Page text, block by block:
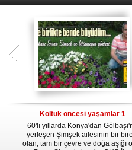
Koltuk öncesi yaşamlar 1
60'lı yıllarda Konya'dan
yerleşen Şimşek ailesinin bir
olan, tam bir çevre ve doğa aşığı